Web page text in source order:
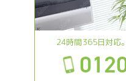
24時間365日対応